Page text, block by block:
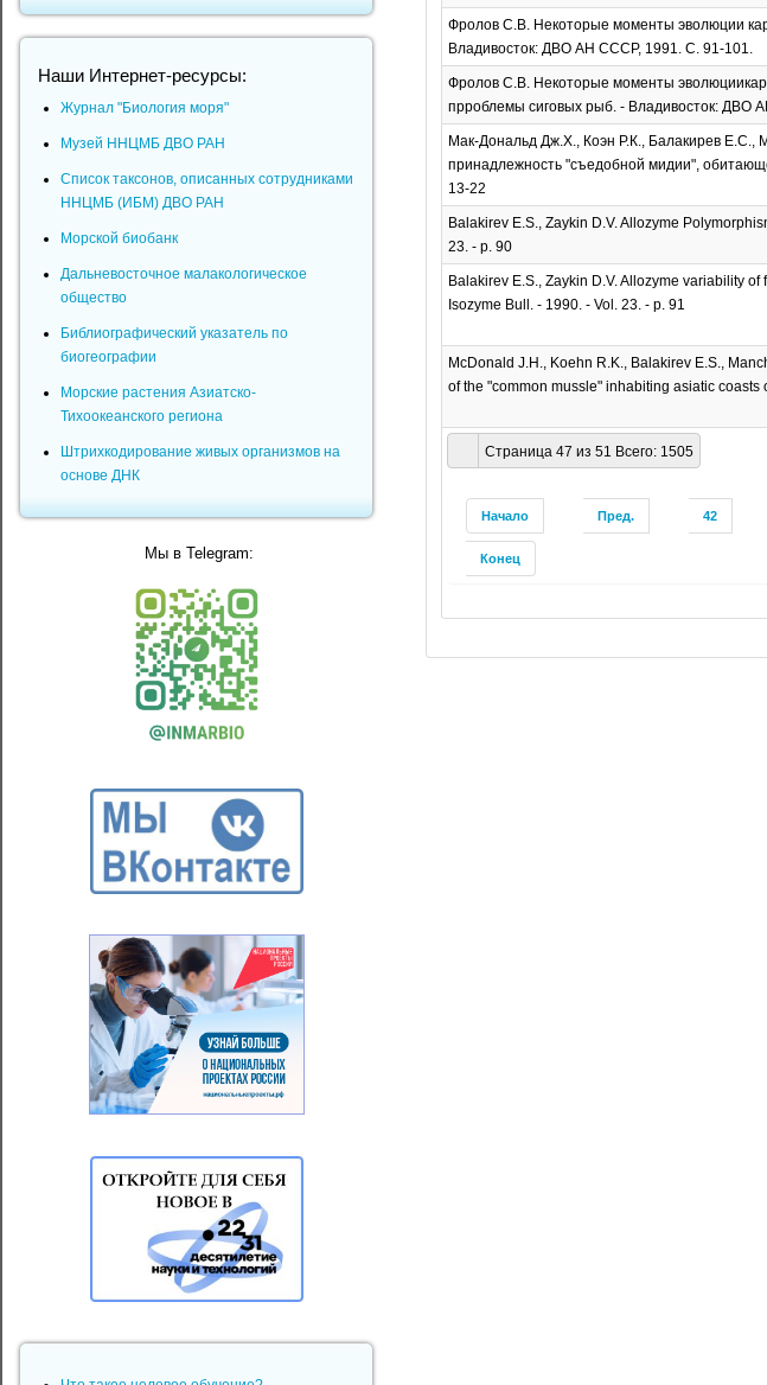
Страница 47 из 51 Всего: 1505
Начало Пред. 42
Конец
Фролов С.В. Некоторые моменты эволюции
Владивосток: ДВО АН СССР, 1991. C. 91-101.
Фролов С.В. Некоторые моменты
прроблемы сиговых рыб. - Владивосток: ДВО
Мак-Дональд Дж.Х., Коэн Р.К., Балакирев Е.С.,
принадлежность "съедобной мидии",
13-22
Balakirev E.S., Zaykin D.V. Allozyme
23. - p. 90
Balakirev E.S., Zaykin D.V. Allozyme variability
Isozyme Bull. - 1990. - Vol. 23. - p. 91
McDonald J.H., Koehn R.K., Balakirev E.S.,
of the "common mussle" inhabiting asiatic coasts
Наши Интернет-ресурсы:
Журнал "Биология моря"
Музей ННЦМБ ДВО РАН
Список таксонов, описанных сотрудниками
ННЦМБ (ИБМ) ДВО РАН
Морской биобанк
Дальневосточное малакологическое
общество
Библиографический указатель по
биогеографии
Морские растения Азиатско-
Тихоокеанского региона
Штрихкодирование живых организмов на
основе ДНК
Мы в Telegram: